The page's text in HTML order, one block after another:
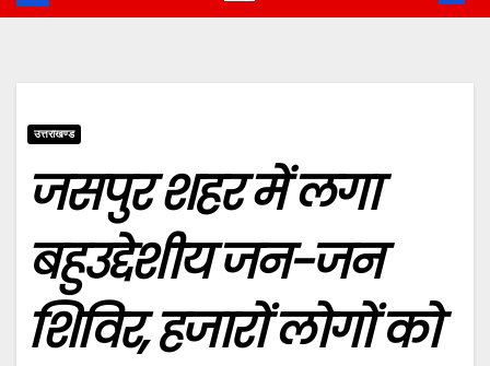
उत्तराखण्ड
जसपुर शहर में लगा
बहुउद्देशीय जन-जन
शिविर, हजारों लोगों को